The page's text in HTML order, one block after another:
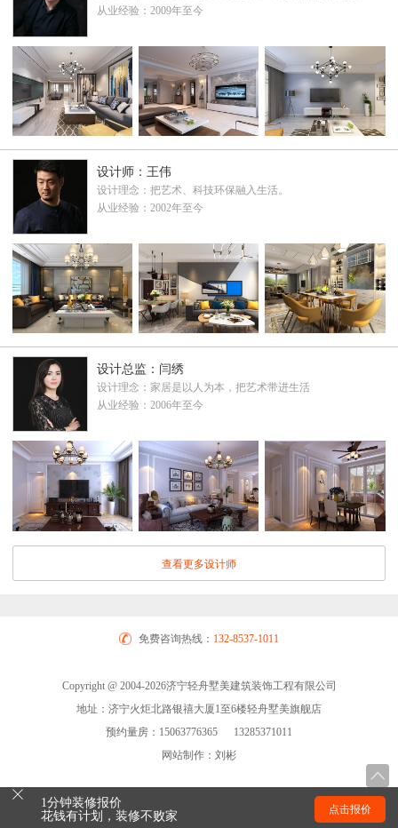
从业经验：2009年至今
设计师：王伟
设计理念：把艺术、科技环保融入生活。
从业经验：2002年至今
设计总监：闫绣
设计理念：家居是以人为本，把艺术带进生活
从业经验：2006年至今
查看更多设计师
免费咨询热线： 132-8537-1011
Copyright @ 2004-2026济宁轻舟墅美建筑装饰工程有限公司
地址：济宁火炬北路银禧大厦1至6楼轻舟墅美旗舰店
预约量房：15063776365 13285371011
网站制作：刘彬
1分钟装修报价
花钱有计划，装修不败家
点击报价